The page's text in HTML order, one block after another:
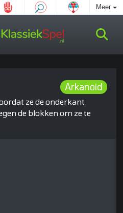
Meer
Arkanoid
ze de onderkant
de blokken om ze te